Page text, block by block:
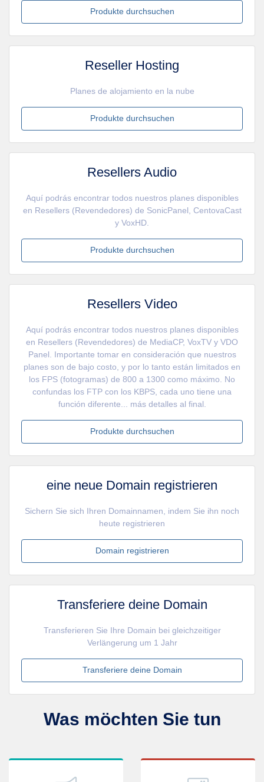
Produkte durchsuchen
Reseller Hosting
Planes de alojamiento en la nube
Produkte durchsuchen
Resellers Audio
Aquí podrás encontrar todos nuestros planes disponibles
en Resellers (Revendedores) de SonicPanel, CentovaCast
y VoxHD.
Produkte durchsuchen
Resellers Video
Aquí podrás encontrar todos nuestros planes disponibles
en Resellers (Revendedores) de MediaCP, VoxTV y VDO
Panel. Importante tomar en consideración que nuestros
planes son de bajo costo, y por lo tanto están limitados en
los FPS (fotogramas) de 800 a 1300 como máximo. No
confundas los FTP con los KBPS, cada uno tiene una
función diferente... más detalles al final.
Produkte durchsuchen
eine neue Domain registrieren
Sichern Sie sich Ihren Domainnamen, indem Sie ihn noch
heute registrieren
Domain registrieren
Transferiere deine Domain
Transferieren Sie Ihre Domain bei gleichzeitiger
Verlängerung um 1 Jahr
Transferiere deine Domain
Was möchten Sie tun